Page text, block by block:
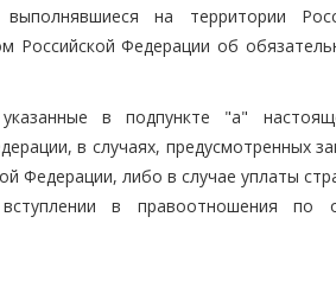
на территории
Российской Федерации об
в подпункте "а"
в случаях, предусмотренных
Федерации, либо в случае уплаты
в правоотношения по